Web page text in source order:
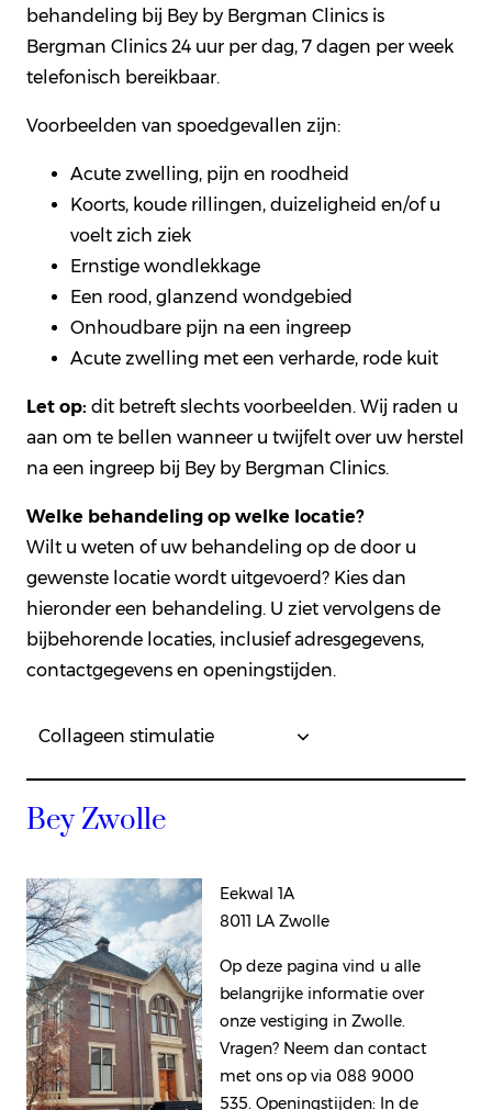
behandeling bij Bey by Bergman Clinics is
Bergman Clinics 24 uur per dag, 7 dagen per week
telefonisch bereikbaar.
Voorbeelden van spoedgevallen zijn:
Acute zwelling, pijn en roodheid
Koorts, koude rillingen, duizeligheid en/of u
voelt zich ziek
Ernstige wondlekkage
Een rood, glanzend wondgebied
Onhoudbare pijn na een ingreep
Acute zwelling met een verharde, rode kuit
Let op: dit betreft slechts voorbeelden. Wij raden u
aan om te bellen wanneer u twijfelt over uw herstel
na een ingreep bij Bey by Bergman Clinics.
Welke behandeling op welke locatie?
Wilt u weten of uw behandeling op de door u
gewenste locatie wordt uitgevoerd? Kies dan
hieronder een behandeling. U ziet vervolgens de
bijbehorende locaties, inclusief adresgegevens,
contactgegevens en openingstijden.
Bey Zwolle
Eekwal 1A
8011 LA Zwolle
Op deze pagina vind u alle
belangrijke informatie over
onze vestiging in Zwolle.
Vragen? Neem dan contact
met ons op via 088 9000
535. Openingstijden: In de